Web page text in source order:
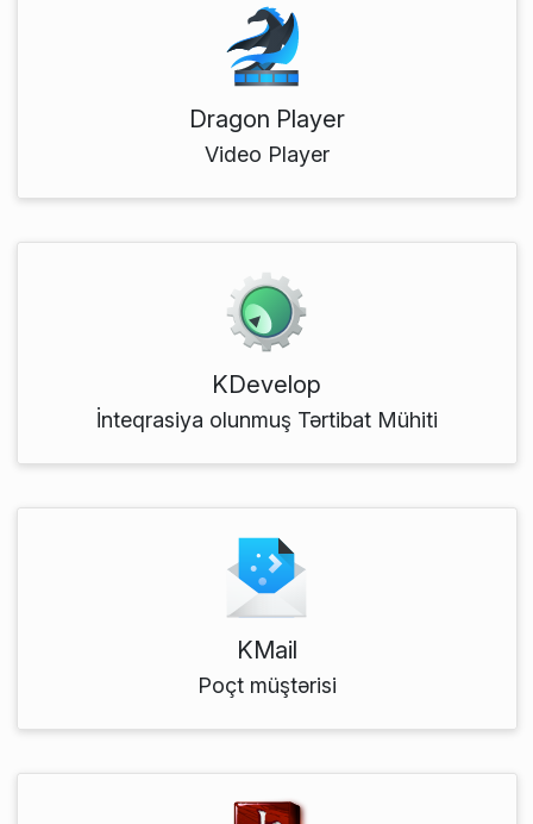
Dragon Player
Video Player
KDevelop
İnteqrasiya olunmuş Tərtibat Mühiti
KMail
Poçt müştərisi